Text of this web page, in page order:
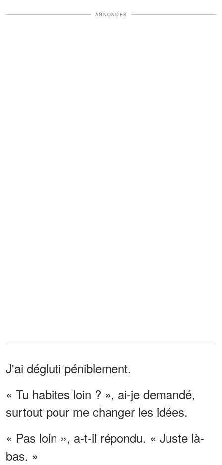
ANNONCES
J'ai dégluti péniblement.
« Tu habites loin ? », ai-je demandé,
surtout pour me changer les idées.
« Pas loin », a-t-il répondu. « Juste là-
bas. »